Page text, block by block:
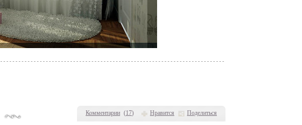
Комментарии (17) Нравится Поделиться